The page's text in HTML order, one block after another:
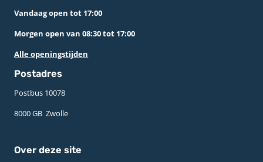
Vandaag open tot 17:00
Morgen open van 08:30 tot 17:00
Alle openingstijden
Postadres
Postbus 10078 ­
8000 GB ­ Zwolle
Over deze site